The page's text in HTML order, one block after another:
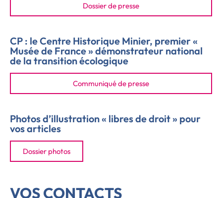
Dossier de presse
CP : le Centre Historique Minier, premier «
Musée de France » démonstrateur national
de la transition écologique
Communiqué de presse
Photos d’illustration « libres de droit » pour
vos articles
Dossier photos
VOS CONTACTS